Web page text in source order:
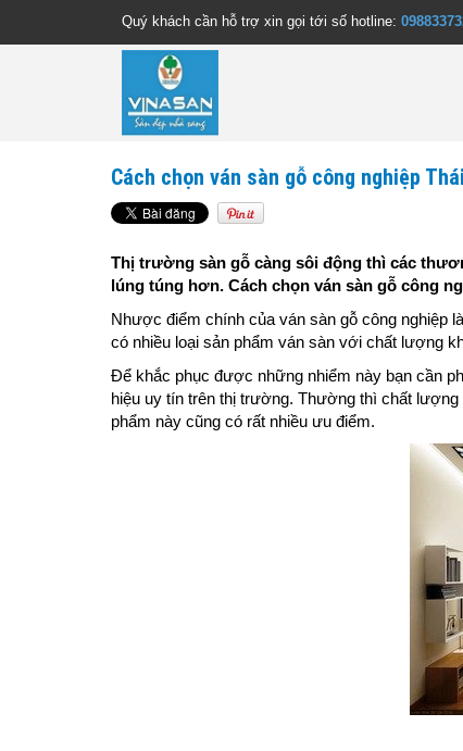
Quý khách cần hỗ trợ xin gọi tới số hotline:
Cách chọn ván sàn gỗ công nghiệp
Thị trường sàn gỗ càng sôi động thì các
lúng túng hơn. Cách chọn ván sàn gỗ công
Nhược điểm chính của ván sàn gỗ công nghiệp
có nhiều loại sản phẩm ván sàn với chất lượng
Để khắc phục được những nhiểm này bạn cần
hiệu uy tín trên thị trường. Thường thì chất
phẩm này cũng có rất nhiều ưu điểm.